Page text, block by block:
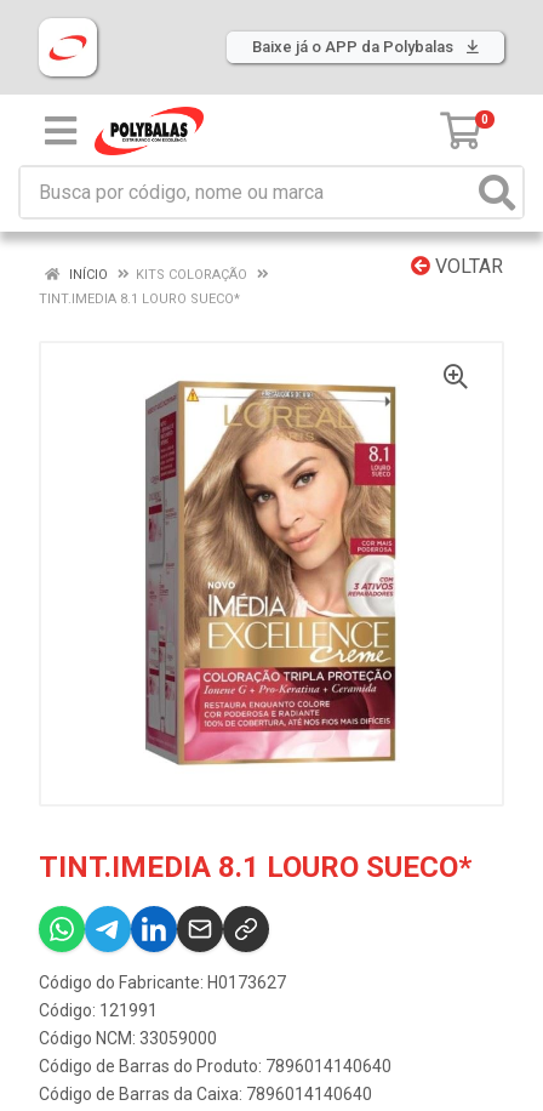
Baixe já o APP da Polybalas
0
VOLTAR
INÍCIO
KITS COLORAÇÃO
TINT.IMEDIA 8.1 LOURO SUECO*
TINT.IMEDIA 8.1 LOURO SUECO*
Código do Fabricante: H0173627
Código: 121991
Código NCM: 33059000
Código de Barras do Produto: 7896014140640
Código de Barras da Caixa: 7896014140640